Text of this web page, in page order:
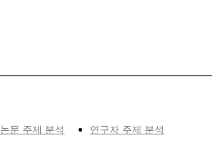
논문 주제 분석 연구자 주제 분석